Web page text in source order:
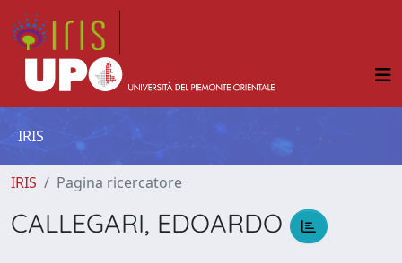
IRIS
IRIS Pagina ricercatore
CALLEGARI, EDOARDO